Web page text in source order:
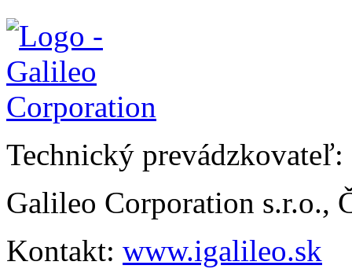
Technický prevádzkovateľ:
Galileo Corporation s.r.o.,
Kontakt: www.igalileo.sk